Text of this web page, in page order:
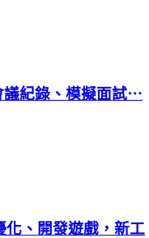
議紀錄、模擬面試⋯
、開發遊戲，新工